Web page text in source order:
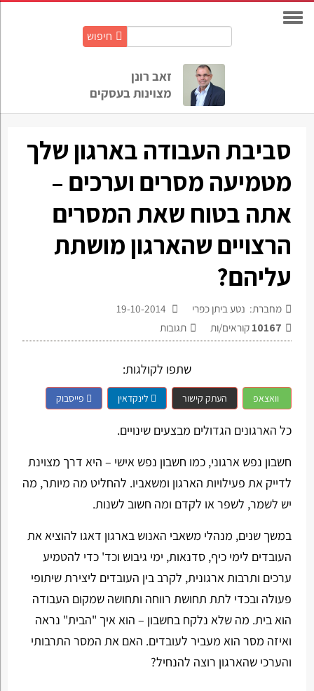
חיפוש
זאב רונן
מצוינות בעסקים
סביבת העבודה בארגון שלך
מטמיעה מסרים וערכים –
אתה בטוח שאת המסרים
הרצויים שהארגון מושתת
עליהם?
מחברת: נטע ביתן כפרי
10167 קוראים/ות תגובות
שתפו לקולגות:
וואצאפ העתק קישור לינקדאין פייסבוק
כל הארגונים הגדולים מבצעים שינויים.
חשבון נפש ארגוני, כמו חשבון נפש אישי – היא דרך מצוינת
לדייק את פעילויות הארגון ומשאביו. להחליט מה מיותר, מה
יש לשמר, לשפר או לקדם ומה חשוב לשנות.
במשך שנים, מנהלי משאבי האנוש בארגון דאגו להוציא את
העובדים לימי כיף, סדנאות, ימי גיבוש וכד' כדי להטמיע
ערכים ותרבות ארגונית, לקרב בין העובדים ליצירת שיתופי
פעולה ובכדי לתת תחושת רווחה ותחושה שמקום העבודה
הוא בית. מה שלא נלקח בחשבון – הוא איך "הבית" נראה
ואיזה מסר הוא מעביר לעובדים. האם את המסר התרבותי
והערכי שהארגון רוצה להנחיל?